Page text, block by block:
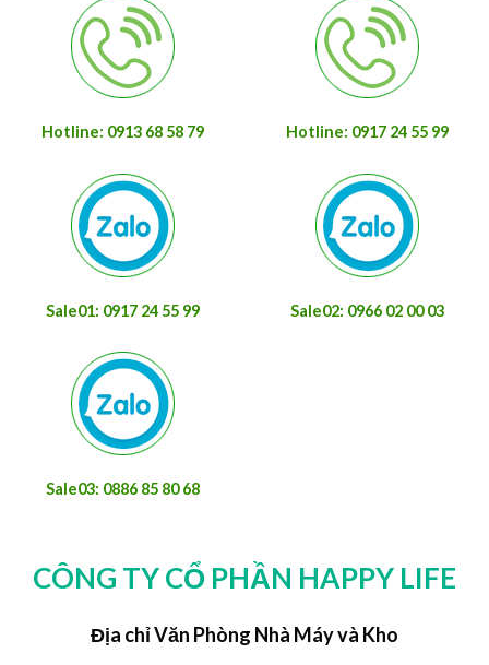
Hotline: 0913 68 58 79 Hotline: 0917 24 55 99
Sale01: 0917 24 55 99 Sale02: 0966 02 00 03
Sale03: 0886 85 80 68
CÔNG TY CỔ PHẦN HAPPY LIFE
Địa chỉ Văn Phòng Nhà Máy và Kho